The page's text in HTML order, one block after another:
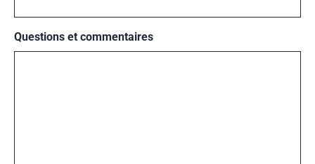
Questions et commentaires